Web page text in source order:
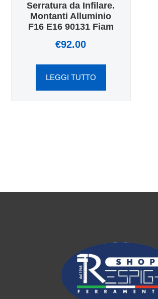
Serratura da Infilare.
Montanti Alluminio
F16 E16 90131 Fiam
€92.00
LEGGI TUTTO